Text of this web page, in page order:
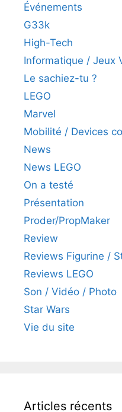
Événements
G33k
High-Tech
Informatique / Jeux
Le sachiez-tu ?
LEGO
Marvel
Mobilité / Devices
News
News LEGO
On a testé
Présentation
Proder/PropMaker
Review
Reviews Figurine /
Reviews LEGO
Son / Vidéo / Photo
Star Wars
Vie du site
Articles récents